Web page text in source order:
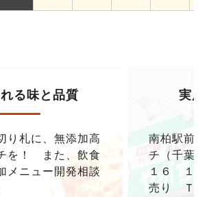
る味と品質
り札に、無添加高
を！ また、飲食
メニュー開発相談
実店
南柏駅前
チ（千葉
１６ １F
売り ＴＥ